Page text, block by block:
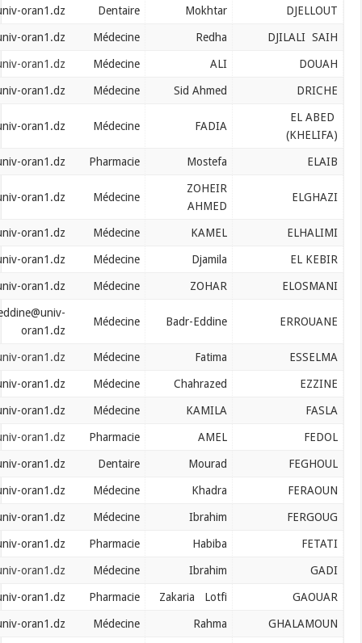
Mokhtar
Dentaire
djellout.mokhtar@univ-oran1.dz
Redha
Médecine
djilali.saih@univ-oran1.dz
ALI
Médecine
douah.ali@univ-oran1.dz
Sid Ahmed
Médecine
driche.sidahmed@univ-oran1.dz
Médecine
elabed.fadia@univ-oran1.dz
Mostefa
Pharmacie
elaib.mostefa@univ-oran1.dz
elghazi.zohair@univ-oran1.dz
KAMEL
Médecine
elhalimi.kamel@univ-oran1.dz
Djamila
Médecine
elkebir.djamila@univ-oran1.dz
ZOHAR
Médecine
elosmani.zohra@univ-oran1.dz
Badr-Eddine
Médecine
errouane.badreddine@univ-
Fatima
Médecine
esselma.fatima@univ-oran1.dz
Chahrazed
Médecine
ezzine.chahrazed@univ-oran1.dz
KAMILA
Médecine
fasla.kamila@univ-oran1.dz
AMEL
Pharmacie
fedol.amel@univ-oran1.dz
Mourad
Dentaire
feghoul.mourad@univ-oran1.dz
Khadra
Médecine
feraoun.khadra@univ-oran1.dz
Ibrahim
Médecine
fergoug.ibrahim@univ-oran1.dz
Habiba
Pharmacie
fetati.habiba@univ-oran1.dz
Ibrahim
Médecine
gadi.ibrahim@univ-oran1.dz
Zakaria Lotfi
Pharmacie
gaouar.zakarya@univ-oran1.dz
Rahma
Médecine
ghalamoun.rahma@univ-oran1.dz